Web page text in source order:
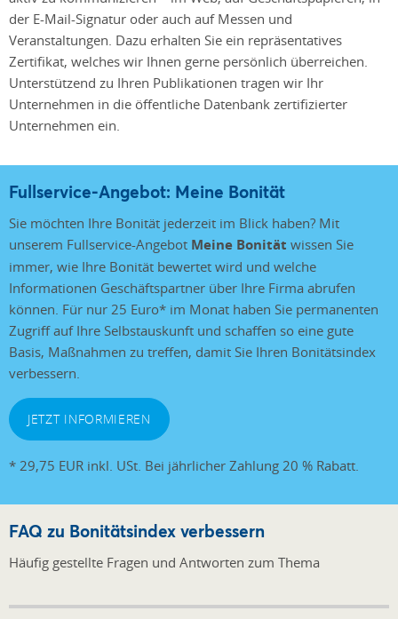
der E-Mail-Signatur oder auch auf Messen und
Veranstaltungen. Dazu erhalten Sie ein repräsentatives
Zertifikat, welches wir Ihnen gerne persönlich überreichen.
Unterstützend zu Ihren Publikationen tragen wir Ihr
Unternehmen in die öffentliche Datenbank zertifizierter
Unternehmen ein.
Fullservice-Angebot: Meine Bonität
Sie möchten Ihre Bonität jederzeit im Blick haben? Mit
unserem Fullservice-Angebot Meine Bonität wissen Sie
immer, wie Ihre Bonität bewertet wird und welche
Informationen Geschäftspartner über Ihre Firma abrufen
können. Für nur 25 Euro* im Monat haben Sie permanenten
Zugriff auf Ihre Selbstauskunft und schaffen so eine gute
Basis, Maßnahmen zu treffen, damit Sie Ihren Bonitätsindex
verbessern.
JETZT INFORMIEREN
* 29,75 EUR inkl. USt. Bei jährlicher Zahlung 20 % Rabatt.
FAQ zu Bonitätsindex verbessern
Häufig gestellte Fragen und Antworten zum Thema